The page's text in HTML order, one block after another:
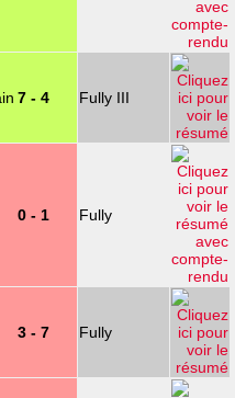
7 - 4 Fully III
0 - 1 Fully
3 - 7 Fully